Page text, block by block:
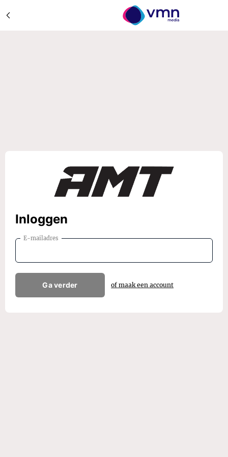
Inloggen
E-mailadres
Ga verder of maak een account